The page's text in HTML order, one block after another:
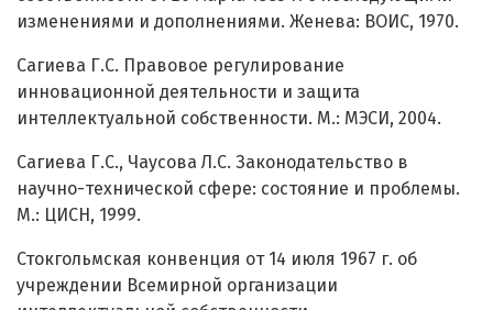
изменениями и дополнениями. Женева: ВОИС, 1970.
Сагиева Г.С. Правовое регулирование
инновационной деятельности и защита
интеллектуальной собственности. М.: МЭСИ, 2004.
Сагиева Г.С., Чаусова Л.С. Законодательство в
научно-технической сфере: состояние и проблемы.
М.: ЦИСН, 1999.
Стокгольмская конвенция от 14 июля 1967 г. об
учреждении Всемирной организации